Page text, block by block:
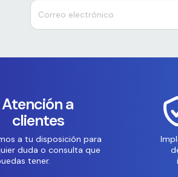
Atención a
clientes
a tu disposición para
duda o consulta que
tener.